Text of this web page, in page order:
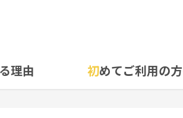
る理由 初めてご利用の